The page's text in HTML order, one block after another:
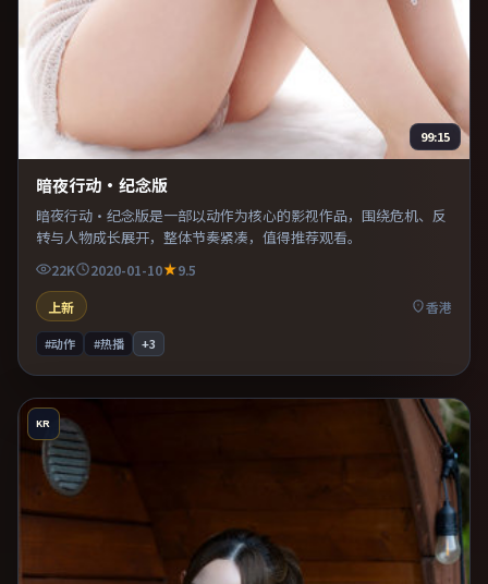
99:15
暗夜行动·纪念版
暗夜行动·纪念版是一部以动作为核心的影视作品，围绕危机、反
转与人物成长展开，整体节奏紧凑，值得推荐观看。
22K 2020-01-10
9.5
上新
香港
#动作 #热播 +3
KR